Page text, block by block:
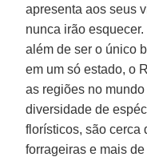
apresenta aos seus
nunca irão
além de ser o único
em um só estado, o
as regiões no
diversidade de
florísticos, são cerca
forrageiras e mais